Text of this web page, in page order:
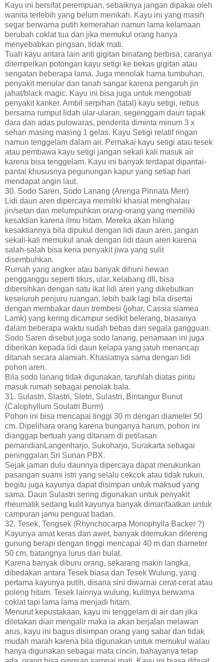
Kayu ini bersifat perempuan, sebaiknya jangan dipakai oleh
wanita terlebih yang belum menikah. Kayu ini yang masih
segar berwarna putih kemerahan namun lama kelamaan
berubah coklat tua dan jika memukul orang hanya
menyebabkan pingsan, tidak mati.
Tuah kayu antara lain anti gigitan binatang berbisa, caranya
ditempelkan potongan kayu setigi ke bekas gigitan atau
sengatan beberapa lama. Juga menolak hama tumbuhan,
penyakit menular dan tanah sangar karena pengaruh jin
jahat/black magic. Kayu ini bisa juga untuk mengobati
penyakit kanker. Ambil serpihan (tatal) kayu setigi, rebus
bersama rumput lidah ular-ularan, segenggam daun tapak
dara dan adas pulowaras, penderita diminta minum 3 x
sehari masing masing 1 gelas. Kayu Setigi relatif ringan
namun tenggelam dalam air. Pemakai kayu setigi atau tesek
atau pembawa kayu setigi jangan sekali kali masuk air
karena bisa tenggelam. Kayu ini banyak terdapat dipantai-
pantai khususnya pegunungan kapur yang setiap hari
mendapat angin laut.
30. Sodo Saren, Sodo Lanang (Arenga Pinnata Merr)
Lidi daun aren dipercaya memiliki khasiat menghalau
jin/setan dan melumpuhkan orang-orang yang memiliki
kesaktian karena ilmu hitam. Mereka akan hilang
kesaktiannya bila dipukul dengan lidi daun aren, jangan
sekali-kali memukul anak dengan lidi daun aren karena
salah-salah bisa kena penyakit jiwa yang sulit
disembuhkan.
Rumah yang angker atau banyak dihuni hewan
pengganggu seperti tikus, ular, kelabang dll, bisa
dibersihkan dengan satu ikat lidi aren yang dikebutkan
keseluruh penjuru ruangan, lebih baik lagi bila disertai
dengan membakar daun trembesi (johar, Cassia siamea
Lamk) yang kering dicampur sedikit belerang, biasanya
dalam beberapa waktu sudah bebas dari segala gangguan.
Sodo Saren disebut juga sodo lanang, penamaan ini juga
diberikan kepada lidi daun kelapa yang jatuh menancap
ditanah secara alamiah. Khasiatnya sama dengan lidi
pohon aren.
Bila sodo lanang tidak digunakan, taruhlah diatas pintu
masuk rumah sebagai penolak bala.
31. Sulastri, Slastri, Sletri, Sulastri, Bintangur Bunut
(Calophyllum Soulatri Burm)
Pohon ini bisa mencapai tinggi 30 m dengan diameter 50
cm. Dipelihara orang karena bunganya harum, pohon ini
dianggap bertuah yang ditanam di petilasan
pemandianLangenharjo, Sukoharjo, Surakarta sebagai
peninggalan Sri Sunan PBX.
Sejak jaman dulu daunnya dipercaya dapat merukunkan
pasangan suami istri yang selalu cekcok atau tidak rukun,
begitu juga kayunya dapat disimpan untuk maksud yang
sama. Daun Sulastri sering digunakan untuk penyakit
rheumatik sedang kulit kayunya banyak dimanfaatkan untuk
campuran jamu penguat badan.
32. Tesek, Tengsek (Rhynchocarpa Monophylla Backer ?)
Kayunya amat keras dan awet, banyak ditemukan dilereng
gunung berapi dengan tinggi mencapai 40 m dan diameter
50 cm, batangnya lurus dan bulat.
Karena banyak diburu orang, sekarang makin langka,
dibedakan antara Tesek biasa dan Tesek Wulung, yang
pertama kayunya putih, disana sini diwarnai cerat-cerat atau
poleng hitam. Tesek lainnya wulung, kulitnya berwarna
coklat tapi lama lama menjadi hitam.
Menurut kepustakaan, kayu ini tenggelam di air dan jika
diletakan diair mengalir maka ia akan berjalan melawan
arus, kayu ini bagus disimpan orang yang sabar dan tidak
mudah marah karena bila digunakan untuk memukul walau
hanya digunakan sebagai mata cincin, bahayanya tetap